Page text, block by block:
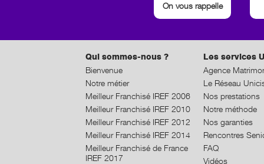
On vous rappelle
Qui sommes-nous ?
Bienvenue
Notre métier
Meilleur Franchisé IREF 2006
Meilleur Franchisé IREF 2010
Meilleur Franchisé IREF 2012
Meilleur Franchisé IREF 2014
Meilleur Franchisé de France
IREF 2017
Les services
Agence
Le Réseau
Nos prestations
Notre méthode
Nos garanties
Rencontres
FAQ
Vidéos